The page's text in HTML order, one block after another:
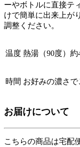
ーやボトルに直接テ
けで簡単に出来上が
調整ください。
温度 熱湯（90度）約
時間 お好みの濃さ
お届けについて
こちらの商品は宅配